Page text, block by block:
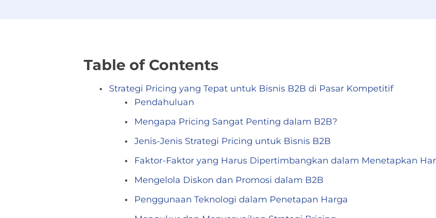
Table of Contents
Strategi Pricing yang Tepat untuk Bisnis B2B di Pasar Kompetitif
Pendahuluan
Mengapa Pricing Sangat Penting dalam B2B?
Jenis-Jenis Strategi Pricing untuk Bisnis B2B
Faktor-Faktor yang Harus Dipertimbangkan dalam Menetapkan
Mengelola Diskon dan Promosi dalam B2B
Penggunaan Teknologi dalam Penetapan Harga